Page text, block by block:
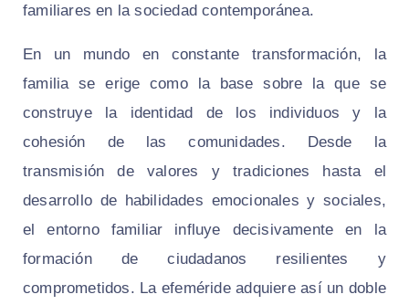
familiares en la sociedad contemporánea.
En un mundo en constante transformación, la
familia se erige como la base sobre la que se
construye la identidad de los individuos y la
cohesión de las comunidades. Desde la
transmisión de valores y tradiciones hasta el
desarrollo de habilidades emocionales y sociales,
el entorno familiar influye decisivamente en la
formación de ciudadanos resilientes y
comprometidos. La efeméride adquiere así un doble